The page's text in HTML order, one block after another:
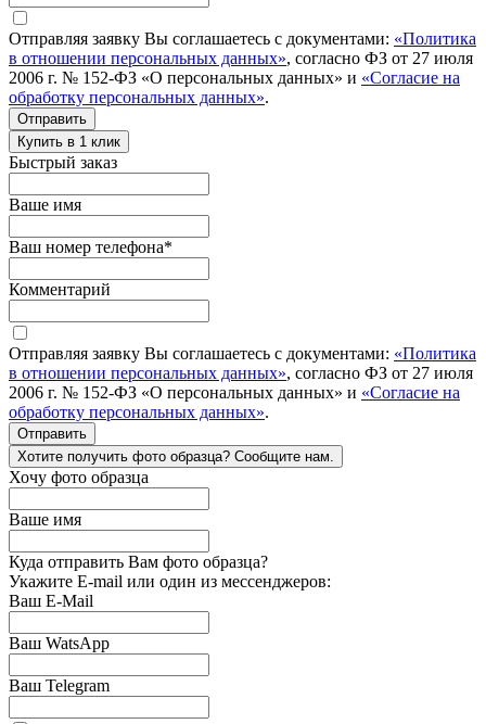
Отправляя заявку Вы соглашаетесь с документами: «Политика
в отношении персональных данных», согласно ФЗ от 27 июля
2006 г. № 152-ФЗ «О персональных данных» и «Согласие на
обработку персональных данных».
Отправить
Купить в 1 клик
Быстрый заказ
Ваше имя
Ваш номер телефона*
Комментарий
Отправляя заявку Вы соглашаетесь с документами: «Политика
в отношении персональных данных», согласно ФЗ от 27 июля
2006 г. № 152-ФЗ «О персональных данных» и «Согласие на
обработку персональных данных».
Отправить
Хотите получить фото образца? Сообщите нам.
Хочу фото образца
Ваше имя
Куда отправить Вам фото образца?
Укажите E-mail или один из мессенджеров:
Ваш E-Mail
Ваш WatsApp
Ваш Telegram